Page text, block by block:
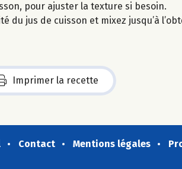
pour ajuster la texture si besoin.
du jus de cuisson et mixez jusqu’à
Imprimer la recette
Contact Mentions légales